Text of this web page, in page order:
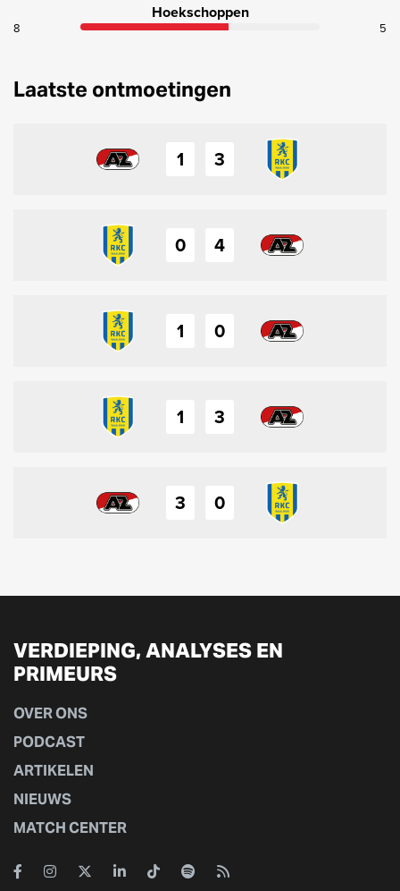
Hoekschoppen
8 5
Laatste ontmoetingen
1 3
0 4
1 0
1 3
3 0
VERDIEPING, ANALYSES EN
PRIMEURS
OVER ONS
PODCAST
ARTIKELEN
NIEUWS
MATCH CENTER